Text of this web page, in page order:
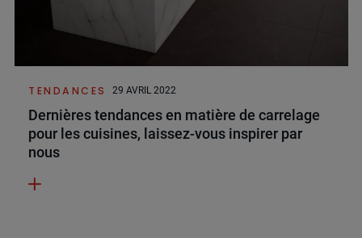
TENDANCES 29 AVRIL 2022
Dernières tendances en matière de carrelage
pour les cuisines, laissez-vous inspirer par
nous